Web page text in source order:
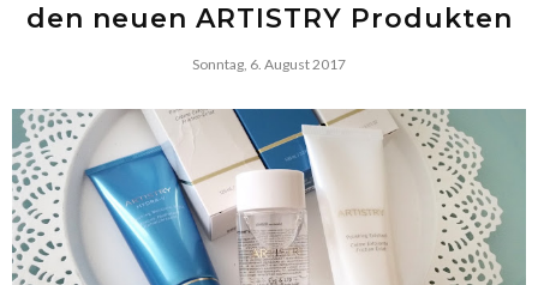
den neuen ARTISTRY Produkten
Sonntag, 6. August 2017